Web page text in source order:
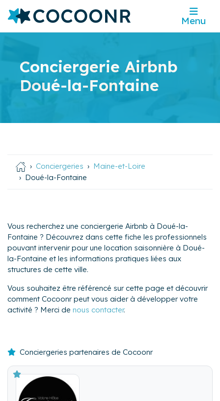
Menu
Conciergerie Airbnb
Doué-la-Fontaine
Conciergeries
Maine-et-Loire
Doué-la-Fontaine
Vous recherchez une conciergerie Airbnb à Doué-la-
Fontaine ? Découvrez dans cette fiche les professionnels
pouvant intervenir pour une location saisonnière à Doué-
la-Fontaine et les informations pratiques liées aux
structures de cette ville.
Vous souhaitez être référencé sur cette page et découvrir
comment Cocoonr peut vous aider à développer votre
activité ? Merci de nous contacter.
Conciergeries partenaires de Cocoonr